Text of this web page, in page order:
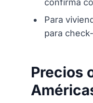
Para
para
Precios